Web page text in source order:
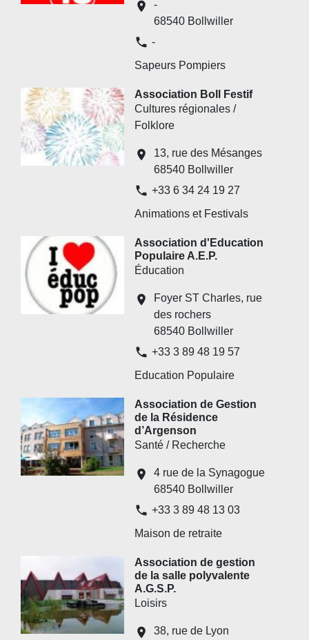
location_on
-
68540 Bollwiller
phone -
Sapeurs Pompiers
Association Boll Festif
Cultures régionales /
Folklore
location_on
13, rue des Mésanges
68540 Bollwiller
phone +33 6 34 24 19 27
Animations et Festivals
Association d'Education
Populaire A.E.P.
Éducation
location_on
Foyer ST Charles, rue
des rochers
68540 Bollwiller
phone +33 3 89 48 19 57
Education Populaire
Association de Gestion
de la Résidence
d’Argenson
Santé / Recherche
location_on
4 rue de la Synagogue
68540 Bollwiller
phone +33 3 89 48 13 03
Maison de retraite
Association de gestion
de la salle polyvalente
A.G.S.P.
Loisirs
location_on
38, rue de Lyon